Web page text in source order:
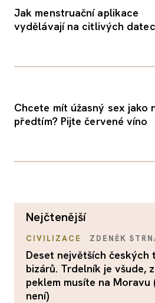
Jak menstruační aplikace
vydělávají na citlivých
Chcete mít úžasný sex jako
předtím? Pijte červené víno
nejčtenější
CIVILIZACE ZDENĚK
Deset největších českých
bizárů. Trdelník je všude,
peklem musíte na
není)